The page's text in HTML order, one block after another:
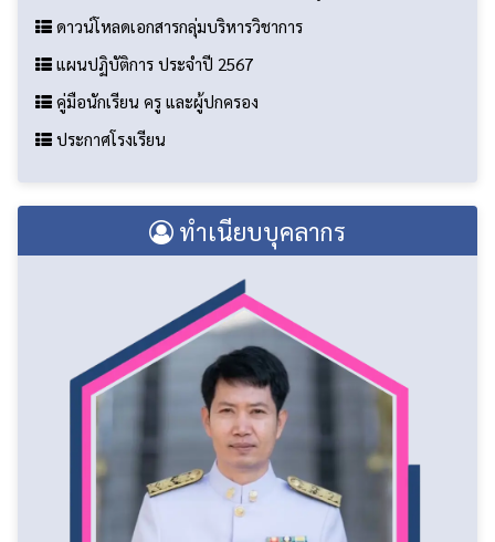
ดาวน์โหลดเอกสารกลุ่มบริหารวิชาการ
แผนปฏิบัติการ ประจำปี 2567
คู่มือนักเรียน ครู และผู้ปกครอง
ประกาศโรงเรียน
ทำเนียบบุคลากร